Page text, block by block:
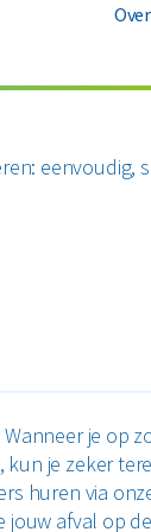
Alle circulaire
eenvoudig,
je op
je zeker
huren via
jouw afval op